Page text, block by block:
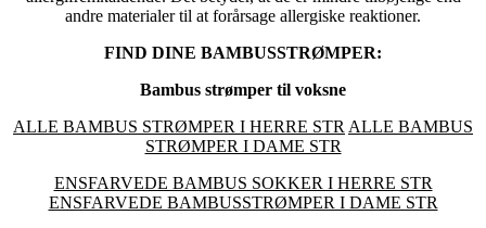
andre materialer til at forårsage allergiske reaktioner.
FIND DINE BAMBUSSTRØMPER:
Bambus strømper til voksne
ALLE BAMBUS STRØMPER I HERRE STR ALLE BAMBUS
STRØMPER I DAME STR
ENSFARVEDE BAMBUS SOKKER I HERRE STR
ENSFARVEDE BAMBUSSTRØMPER I DAME STR